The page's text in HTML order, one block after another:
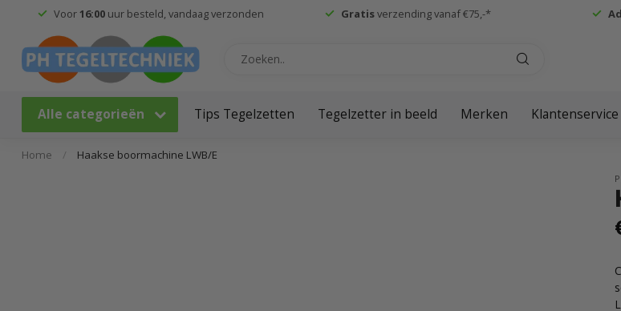
Voor16:00uur besteld, vandaag verzonden Gratisverzending vanaf €75,-*
Alle categorieën Tips Tegelzetten Tegelzetter in beeld Merken Klantenservice
Home / Haakse boormachine LWB/E